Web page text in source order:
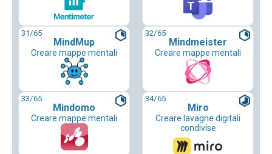
31/65
MindMup
Creare mappe mentali
32/65
Mindmeister
Creare mappe mentali
33/65
Mindomo
Creare mappe mentali
34/65
Miro
Creare lavagne digitali
condivise